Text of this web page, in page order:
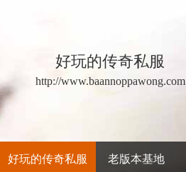
好玩的传奇私服
http://www.baannoppawong.com
好玩的传奇私服 老版本基地